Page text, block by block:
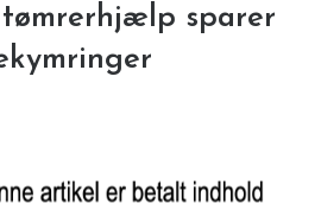
tømrerhjælp sparer